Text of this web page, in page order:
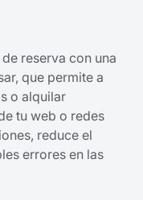
reserva con una
que permite a
o alquilar
tu web o redes
reduce el
errores en las